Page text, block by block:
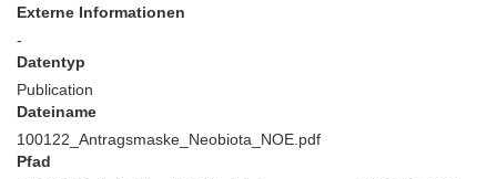
Externe Informationen
-
Datentyp
Publication
Dateiname
100122_Antragsmaske_Neobiota_NOE.pdf
Pfad